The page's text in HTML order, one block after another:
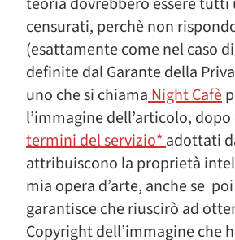
censurati, perchè non
(esattamente come nel caso
definite dal Garante della
uno che si chiamaNight Cafè
l’immagine dell’articolo,
termini del servizio*adottati
attribuiscono la proprietà
mia opera d’arte, anche se
garantisce che riuscirò ad
Copyright dell’immagine che